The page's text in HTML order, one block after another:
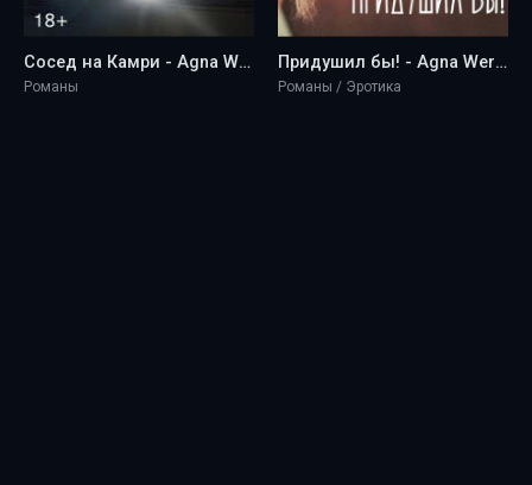
Сосед на Камри - Agna Werner
Романы
Придушил бы! - Agna Werner
Романы / Эротика